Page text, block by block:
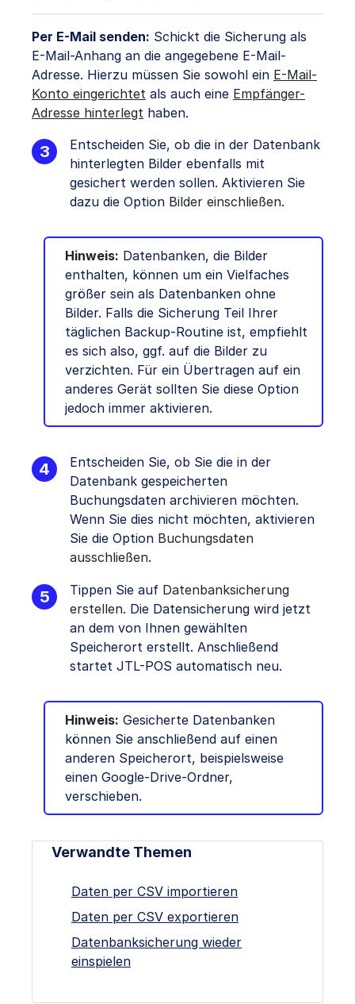
Per E-Mail senden: Schickt die Sicherung als
E-Mail-Anhang an die angegebene E-Mail-
Adresse. Hierzu müssen Sie sowohl ein E-Mail-
Konto eingerichtet als auch eine Empfänger-
Adresse hinterlegt haben.
Entscheiden Sie, ob die in der Datenbank
hinterlegten Bilder ebenfalls mit
gesichert werden sollen. Aktivieren Sie
dazu die Option Bilder einschließen.
Hinweis: Datenbanken, die Bilder
enthalten, können um ein Vielfaches
größer sein als Datenbanken ohne
Bilder. Falls die Sicherung Teil Ihrer
täglichen Backup-Routine ist, empfiehlt
es sich also, ggf. auf die Bilder zu
verzichten. Für ein Übertragen auf ein
anderes Gerät sollten Sie diese Option
jedoch immer aktivieren.
Entscheiden Sie, ob Sie die in der
Datenbank gespeicherten
Buchungsdaten archivieren möchten.
Wenn Sie dies nicht möchten, aktivieren
Sie die Option Buchungsdaten
ausschließen.
Tippen Sie auf Datenbanksicherung
erstellen. Die Datensicherung wird jetzt
an dem von Ihnen gewählten
Speicherort erstellt. Anschließend
startet JTL-POS automatisch neu.
Hinweis: Gesicherte Datenbanken
können Sie anschließend auf einen
anderen Speicherort, beispielsweise
einen Google-Drive-Ordner,
verschieben.
Verwandte Themen
Daten per CSV importieren
Daten per CSV exportieren
Datenbanksicherung wieder
einspielen